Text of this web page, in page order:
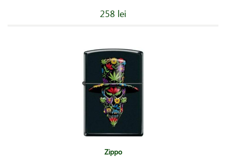
258 lei
Zippo